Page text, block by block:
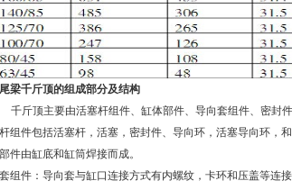
梁千斤顶的组成部分及结构
千斤顶主要由活塞杆组件、缸体部件、导向套组件、密封件
组件包括活塞杆，活塞，密封件、导向环，活塞导向环，
件由缸底和缸筒焊接而成。
组件：导向套与缸口连接方式有内螺纹，卡环和压盖等连接